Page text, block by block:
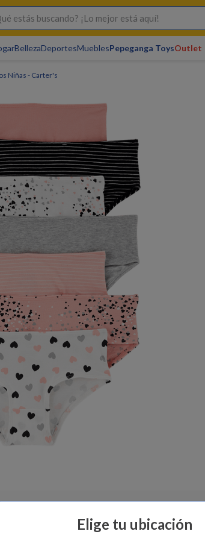
buscando? ¡Lo mejor está aquí!
BellezaDeportesMueblesPepeganga ToysOutlet
Elige tu ubicación
Niñas - Carter's
Ganga